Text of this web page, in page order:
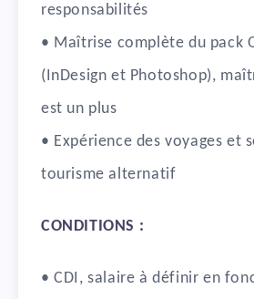
responsabilités
• Maîtrise complète du pack
(InDesign et Photoshop),
est un plus
• Expérience des voyages et
tourisme alternatif
CONDITIONS :
• CDI, salaire à définir en